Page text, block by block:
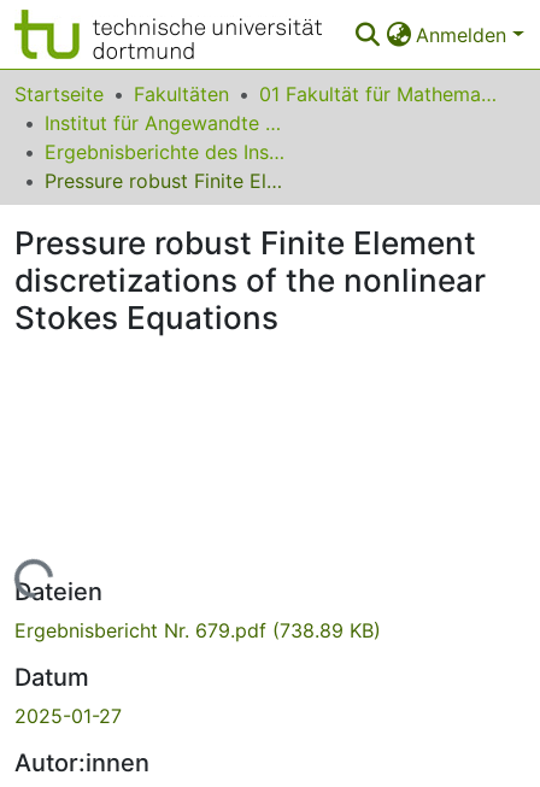
Anmelden
Bereiche & Sammlungen
Das gesamte Repositorium
Statistiken
FAQ
Leitlinien
Zurück zur Startseite
Startseite Fakultäten
01 Fakultät für Mathematik
Institut für Angewandte Mathematik
Ergebnisberichte des Instituts für Angewandte Mathematik
Pressure robust Finite Element discretizations of the nonlinear Stokes Equations
Pressure robust Finite Element
discretizations of the nonlinear
Stokes Equations
Lade...
Dateien
Ergebnisbericht Nr. 679.pdf (738.89 KB)
Datum
2025-01-27
Autor:innen